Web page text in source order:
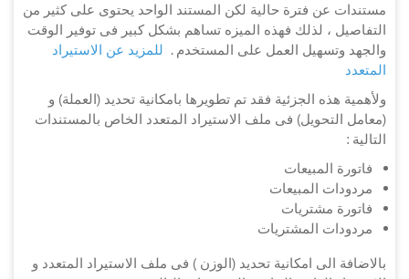
مستندات عن فترة حالية لكن المستند الواحد يحتوى على كثير من
التفاصيل ، لذلك فهذه الميزه تساهم بشكل كبير فى توفير الوقت
والجهد وتسهيل العمل على المستخدم . للمزيد عن الاستيراد
المتعدد
ولأهمية هذه الجزئية فقد تم تطويرها بامكانية تحديد (العملة) و
(معامل التحويل) فى ملف الاستيراد المتعدد الخاص بالمستندات
التالية :
فاتورة المبيعات
مردودات المبيعات
فاتورة مشتريات
مردودات المشتريات
بالاضافة الى امكانية تحديد (الوزن ) فى ملف الاستيراد المتعدد و